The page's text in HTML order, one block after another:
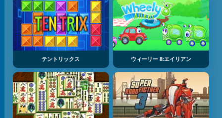
テントリックス ウィーリー 8:エイリアン